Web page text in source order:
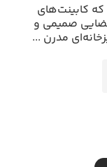
کابینت‌های
صمیمی و
مدرن ...